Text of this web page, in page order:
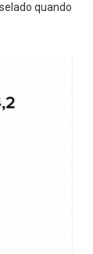
quando